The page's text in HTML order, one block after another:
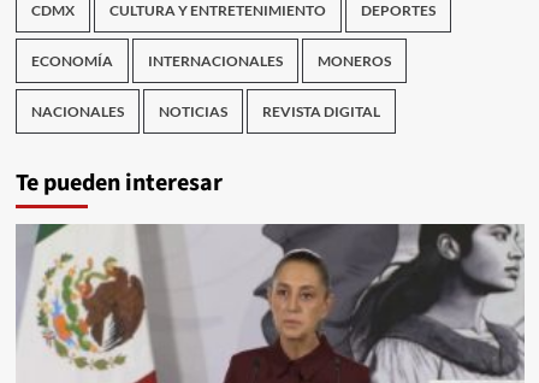
CDMX CULTURA Y ENTRETENIMIENTO DEPORTES
ECONOMÍA INTERNACIONALES MONEROS
NACIONALES NOTICIAS REVISTA DIGITAL
Te pueden interesar